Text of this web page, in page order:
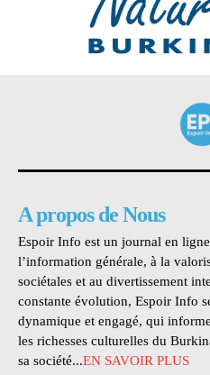
A propos de Nous
Espoir Info est un journal en
l’information générale, à la
sociétales et au divertissement
constante évolution, Espoir Info
dynamique et engagé, qui
les richesses culturelles du
sa société...EN SAVOIR PLUS